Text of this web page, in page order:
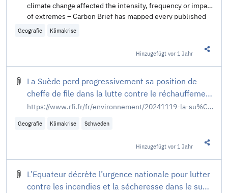
climate change affected the intensity, frequency or impact
of extremes – Carbon Brief has mapped every published
study on how climate change has influenced extreme
Geografie Klimakrise
Hinzugefügtvor 1 Jahr
La Suède perd progressivement sa position de
cheffe de file dans la lutte contre le réchauffement
climatique
https://www.rfi.fr/fr/environnement/20241119-la-su%C3%A8de-perd-progressivement-sa-position-de-cheffe-de-file-dans-la-lutte-contre-le-r%C3%A9chauffement-climatique
Geografie Klimakrise Schweden
Hinzugefügtvor 1 Jahr
L’Equateur décrète l’urgence nationale pour lutter
contre les incendies et la sécheresse dans le sud